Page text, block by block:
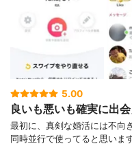
5.00
良いも悪いも確実に出
最初に、真剣な婚活には不向
同時並行で使ってると思いま